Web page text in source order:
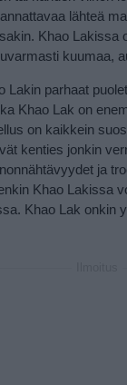
lähteä
Khao Lakissa
kuumaa,
Lakin parhaat
Khao Lak on
on kaikkein
kenties jonkin
ja
Khao Lakissa
Khao Lak onkin